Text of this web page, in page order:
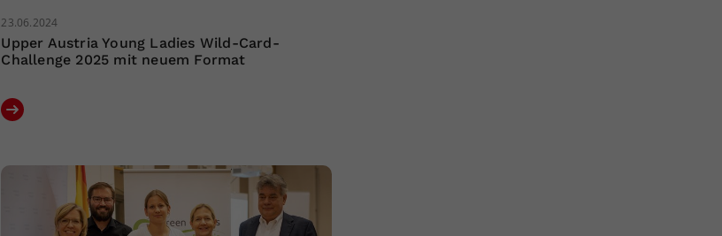
23.06.2024
Upper Austria Young Ladies Wild-Card-
Challenge 2025 mit neuem Format